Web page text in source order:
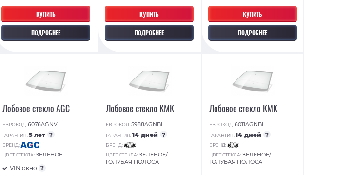
КУПИТЬ
ПОДРОБНЕЕ
КУПИТЬ
ПОДРОБНЕЕ
КУПИТЬ
ПОДРОБНЕЕ
Лобовое стекло AGC
ЕВРОКОД:6076AGNV
ГАРАНТИЯ:5 лет ?
БРЕНД:
ЦВЕТ СТЕКЛА:ЗЕЛЕНОЕ
VIN окно ?
Лобовое стекло КМК
ЕВРОКОД:5988AGNBL
ГАРАНТИЯ:14 дней ?
БРЕНД:
ЦВЕТ СТЕКЛА:ЗЕЛЕНОЕ/
ГОЛУБАЯ ПОЛОСА
Лобовое стекло КМК
ЕВРОКОД:6011AGNBL
ГАРАНТИЯ:14 дней ?
БРЕНД:
ЦВЕТ СТЕКЛА:ЗЕЛЕНОЕ/
ГОЛУБАЯ ПОЛОСА